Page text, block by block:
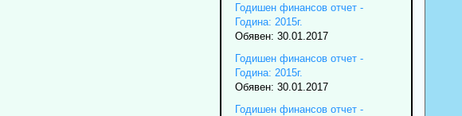
Годишен финансов отчет -
Година: 2015г.
Обявен: 30.01.2017
Годишен финансов отчет -
Година: 2015г.
Обявен: 30.01.2017
Годишен финансов отчет -